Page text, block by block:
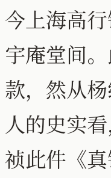
今上海高
宇庵堂间
款，然从
人的史实
祯此件《